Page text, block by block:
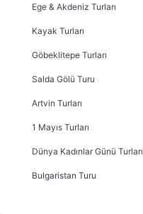
Ege & Akdeniz Turları
Kayak Turları
Göbeklitepe Turları
Salda Gölü Turu
Artvin Turları
1 Mayıs Turları
Dünya Kadınlar Günü Turları
Bulgaristan Turu